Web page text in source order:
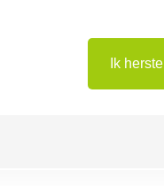
Ik herstel